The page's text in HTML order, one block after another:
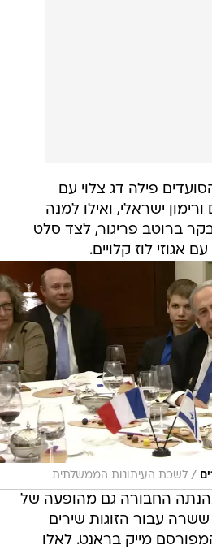
פילה דג צלוי עם
ישראלי, ואילו למנה
ברוטב פריגור, לצד סלט
אגוזי לוז קלויים.
/ לשכת העיתונות הממשלתית
החבורה גם מהופעה של
ששרה עבור הזוגות שירים
מייק בראנט. לאלו